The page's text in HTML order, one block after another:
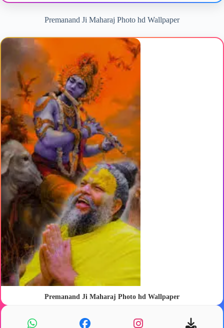
Premanand Ji Maharaj Photo hd Wallpaper
Premanand Ji Maharaj Photo hd Wallpaper